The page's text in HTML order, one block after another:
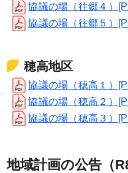
協議の場（往郷４）
協議の場（往郷５）
穂高地区
協議の場（穂高１）
協議の場（穂高２）
協議の場（穂高３）
地域計画の公告（